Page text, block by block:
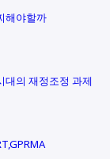
해야할까
대의 재정조정 과제